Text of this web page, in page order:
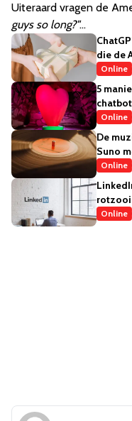
Uiteraard vragen de
guys so long?"...
die de
Online
5
Online
De
Suno
Online
rotzooi
Online